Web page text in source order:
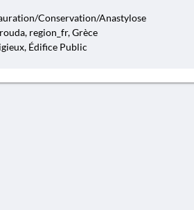
Conservation/Anastylose
region_fr, Grèce
Édifice Public